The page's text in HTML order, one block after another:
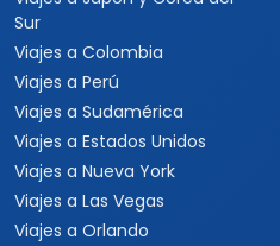
Sur
Viajes a Colombia
Viajes a Perú
Viajes a Sudamérica
Viajes a Estados Unidos
Viajes a Nueva York
Viajes a Las Vegas
Viajes a Orlando